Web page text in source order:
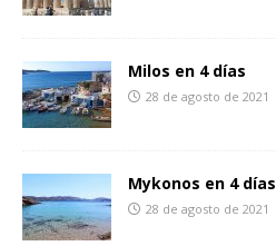
Milos en 4 días
28 de agosto de 2021
Mykonos en 4 días
28 de agosto de 2021